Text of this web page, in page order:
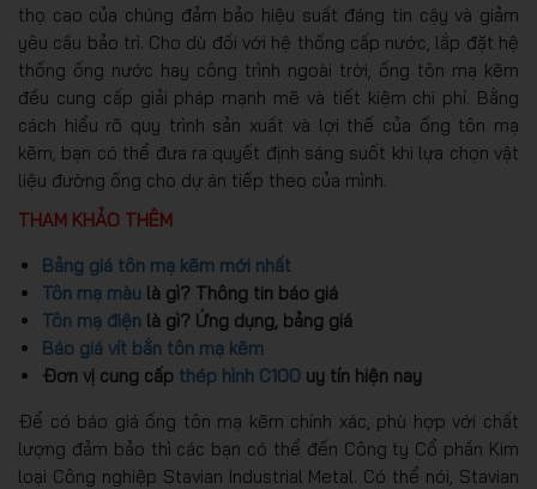
thọ cao của chúng đảm bảo hiệu suất đáng tin cậy và giảm
yêu cầu bảo trì. Cho dù đối với hệ thống cấp nước, lắp đặt hệ
thống ống nước hay công trình ngoài trời, ống tôn mạ kẽm
đều cung cấp giải pháp mạnh mẽ và tiết kiệm chi phí. Bằng
cách hiểu rõ quy trình sản xuất và lợi thế của ống tôn mạ
kẽm, bạn có thể đưa ra quyết định sáng suốt khi lựa chọn vật
liệu đường ống cho dự án tiếp theo của mình.
THAM KHẢO THÊM
Bảng giá tôn mạ kẽm mới nhất
Tôn mạ màu là gì? Thông tin báo giá
Tôn mạ điện là gì? Ứng dụng, bảng giá
Báo giá vít bắn tôn mạ kẽm
Đơn vị cung cấp thép hình C100 uy tín hiện nay
Để có báo giá ống tôn mạ kẽm chính xác, phù hợp với chất
lượng đảm bảo thì các bạn có thể đến Công ty Cổ phần Kim
loại Công nghiệp Stavian Industrial Metal. Có thể nói, Stavian